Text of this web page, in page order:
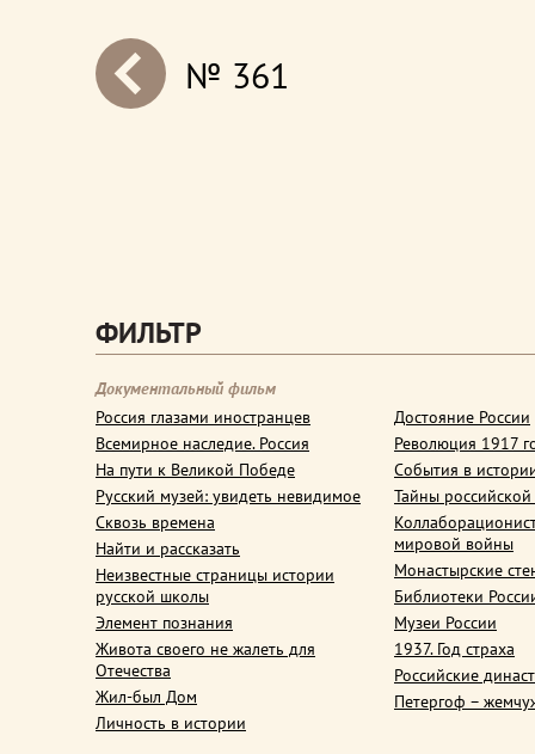
next№ 361
ФИЛЬТР
Документальный фильм
Россия глазами иностранцев
Всемирное наследие. Россия
На пути к Великой Победе
Русский музей: увидеть невидимое
Сквозь времена
Найти и рассказать
Неизвестные страницы истории
русской школы
Элемент познания
Живота своего не жалеть для
Отечества
Жил-был Дом
Личность в истории
Достояние России
Революция 1917
События в
Тайны
мировой войны
Монастырские
Библиотеки
Музеи России
1937. Год страха
Российские
Петергоф –